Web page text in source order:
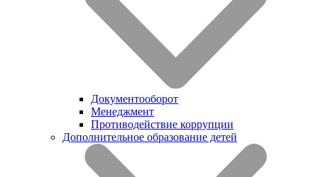
Документооборот
Менеджмент
Противодействие коррупции
Дополнительное образование детей